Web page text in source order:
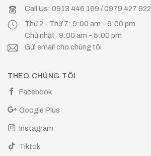
Call Us: 0913 446 169 / 0979 427 922
Thứ 2 - Thứ 7: 9:00 am – 6:00 pm
Chủ nhật: 9:00 am – 5:00 pm
Gửi email cho chúng tôi
THEO CHÚNG TÔI
Facebook
Google Plus
Instagram
Tiktok